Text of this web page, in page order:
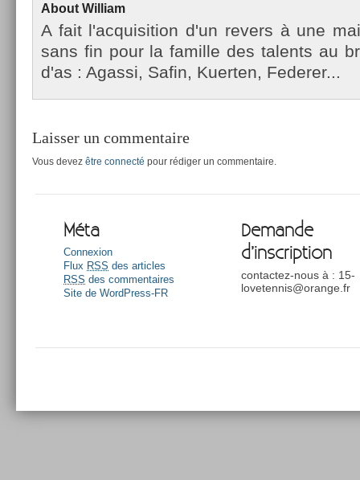
About Wil­liam
A fait l'ac­quisi­tion d'un re­v­ers à une
sans fin pour la famil­le des talents au
d'as : Agas­si, Safin, Kuert­en, Feder­er...
Laisser un commentaire
Vous devez être connecté pour rédiger un commentaire.
Méta
Connexion
Flux RSS des articles
RSS des commentaires
Site de WordPress-FR
Demande
d’inscription
contactez-nous à : 15-
lovetennis@orange.fr